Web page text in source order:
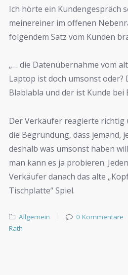
Ich hörte ein Kundengespräch
meinereiner im offenen
folgendem Satz vom Kunden
„… die Datenübernahme vom
Laptop ist doch umsonst oder?
Blablabla und der ist Kunde bei
Der Verkäufer reagierte richtig
die Begründung, dass jemand,
deshalb was umsonst haben
man kann es ja probieren.
Verkäufer danach das alte
Tischplatte“ Spiel.
Allgemein 0 Kommentare
Rath